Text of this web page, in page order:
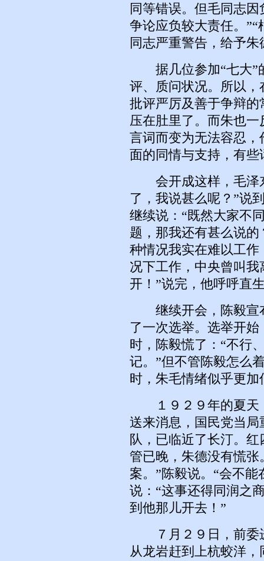
同等错误。但毛同志
争论应负较大责任。
同志严重警告，给予
据几位参加“七大”
评、质问状况。所以
批评严厉及善于争辩
压在肚里了。而朱也
言词而变为无法容忍
面的同情与支持，有
会开成这样，毛泽
了，我说甚么呢？”说
继续说：“既然大家不
题，那我还有甚么说的
种情况我实在难以工
况下工作，中央曾叫
开！”说完，他呼呼直
继续开会，陈毅宣
了一次选举。选举开
时，陈毅慌了：“不行
记。”但不管陈毅怎么
时，朱毛情绪似乎更加
１９２９年的夏天
送来消息，国民党当局
队，已临近了长汀。
管已晚，朱德没有慌
案。”陈毅说。“会不
说：“这事还得同润之
到他那儿开去！”
７月２９日，前委
从龙岩赶到上杭蛟洋